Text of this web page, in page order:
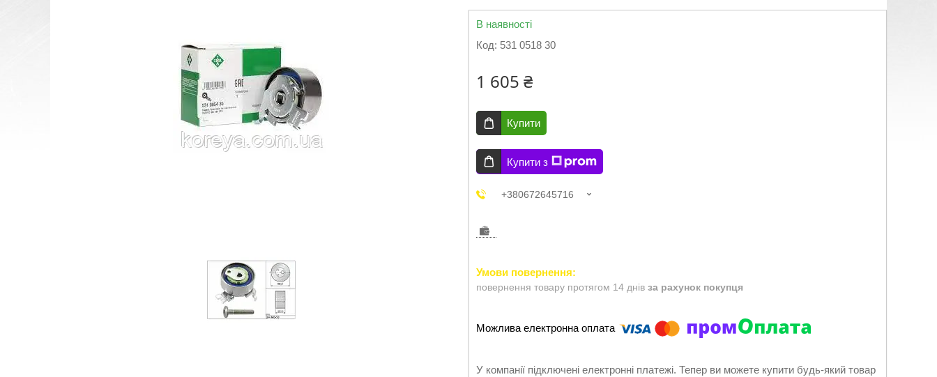
В наявності
Код: 531 0518 30
1 605 ₴
Купити
Купити з
+380672645716
повернення товару протягом 14 днів за рахунок покупця
У компанії підключені електронні платежі. Тепер ви можете купити будь-який товар